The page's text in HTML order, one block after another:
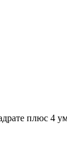
плюс 4